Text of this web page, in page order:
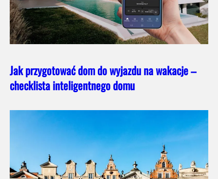
Jak przygotować dom do wyjazdu na wakacje –
checklista inteligentnego domu